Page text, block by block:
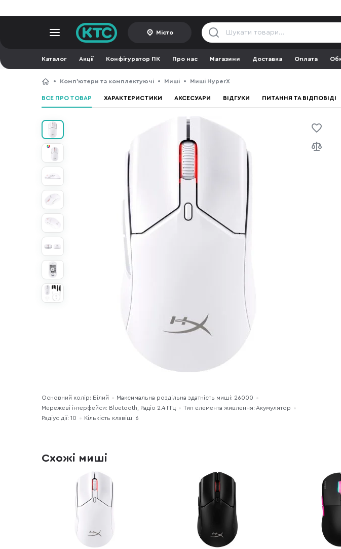
Місто
Каталог Акції Конфігуратор ПК Про нас Магазини Доставка Оплата
Компʼютери та комплектуючі Миші Миші HyperX
ВСЕ ПРО ТОВАР ХАРАКТЕРИСТИКИ АКСЕСУАРИ ВІДГУКИ ПИТАННЯ ТА ВІДПОВІДІ
Основний колір: Білий
Максимальна роздільна здатність миші: 26000
Мережеві інтерфейси: Bluetooth, Радіо 2.4 ГГц
Тип елемента живлення: Акумулятор
Радіус дії: 10
Кількість клавіш: 6
Схожі миші